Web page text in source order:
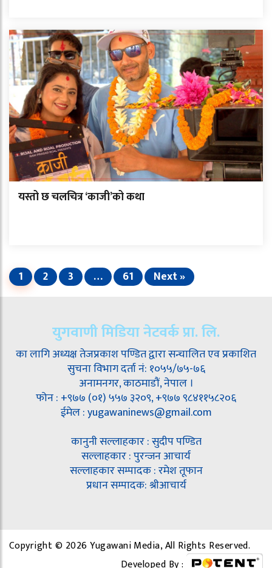
यस्तो छ चलचित्र ‘काजी’को कथा
1 2 3 … 61 Next »
युगवाणी मिडिया नेटवर्क प्रा. लि.
का लागि अध्यक्ष तेजप्रकाश पण्डित द्वारा सन्चालित एव प्रकाशित
सुचना विभाग दर्ता नं: १०५५/७५-७६
अनामनगर, काठमाडौं, नेपाल ।
फोन : +९७७ (०१) ५५७ ३२०९, +९७७ ९८४११५८२०६
ईमेल : yugawaninews@gmail.com
कानुनी सल्लाहकार : सुदीप पण्डित
सल्लाहकार : पुरन्जन आचार्य
सल्लाहकार सम्पादक : रमेश तूफान
प्रधान सम्पादक: श्रीआचार्य
Copyright © 2026 Yugawani Media, All Rights Reserved.
Developed By :